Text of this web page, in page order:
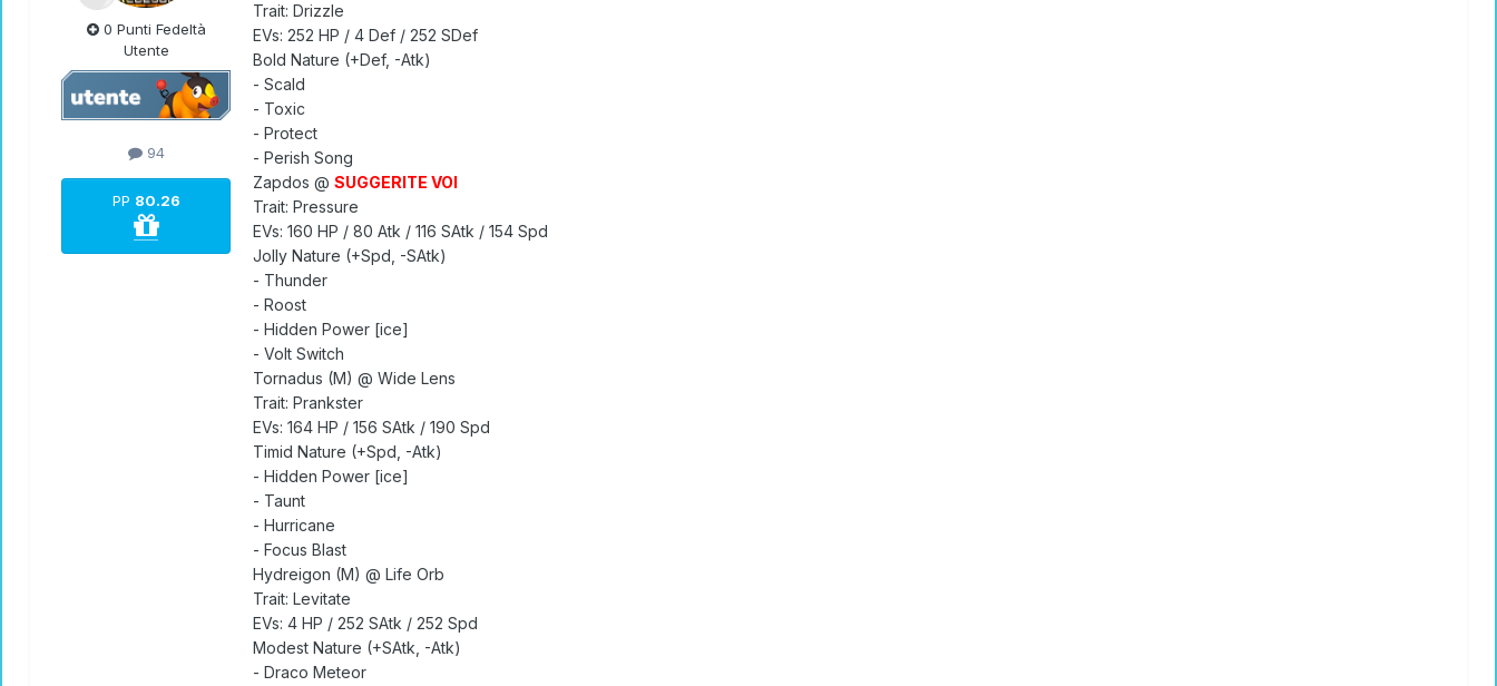
0 Punti Fedeltà
Utente
94
PP 80.26
Trait: Drizzle
EVs: 252 HP / 4 Def / 252 SDef
Bold Nature (+Def, -Atk)
- Scald
- Toxic
- Protect
- Perish Song
Zapdos @ SUGGERITE VOI
Trait: Pressure
EVs: 160 HP / 80 Atk / 116 SAtk / 154 Spd
Jolly Nature (+Spd, -SAtk)
- Thunder
- Roost
- Hidden Power [ice]
- Volt Switch
Tornadus (M) @ Wide Lens
Trait: Prankster
EVs: 164 HP / 156 SAtk / 190 Spd
Timid Nature (+Spd, -Atk)
- Hidden Power [ice]
- Taunt
- Hurricane
- Focus Blast
Hydreigon (M) @ Life Orb
Trait: Levitate
EVs: 4 HP / 252 SAtk / 252 Spd
Modest Nature (+SAtk, -Atk)
- Draco Meteor